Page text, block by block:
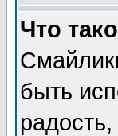
Что
быть